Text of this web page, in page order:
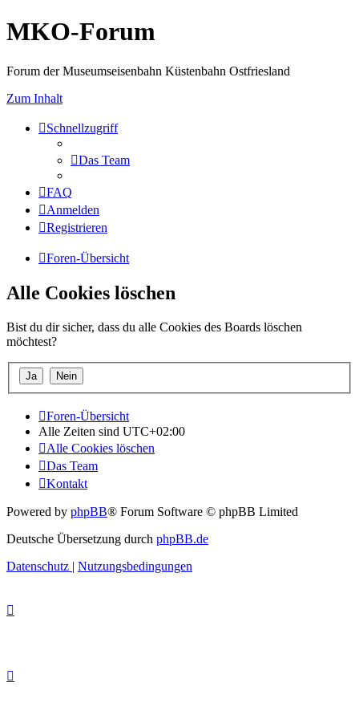
MKO-Forum
Forum der Museumseisenbahn Küstenbahn Ostfriesland
Zum Inhalt
Schnellzugriff
Das Team
FAQ
Anmelden
Registrieren
Foren-Übersicht
Alle Cookies löschen
Bist du dir sicher, dass du alle Cookies des Boards löschen
möchtest?
Foren-Übersicht
Alle Zeiten sind UTC+02:00
Alle Cookies löschen
Das Team
Kontakt
Powered by phpBB® Forum Software © phpBB Limited
Deutsche Übersetzung durch phpBB.de
Datenschutz | Nutzungsbedingungen